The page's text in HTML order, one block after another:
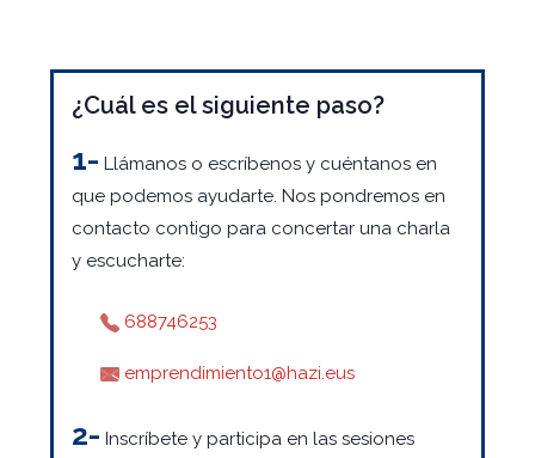
¿Cuál es el siguiente paso?
1- Llámanos o escríbenos y cuéntanos en
que podemos ayudarte. Nos pondremos en
contacto contigo para concertar una charla
y escucharte:
688746253
emprendimiento1@hazi.eus
2- Inscríbete y participa en las sesiones